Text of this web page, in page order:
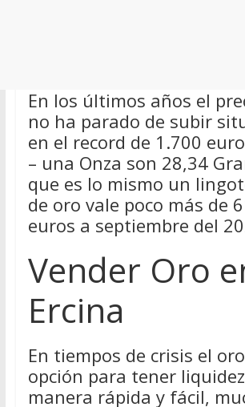
En los últimos años el
no ha parado de subir
en el record de 1.700
– una Onza son 28,34
que es lo mismo un
de oro vale poco más de
euros a septiembre del
Vender Oro
Ercina
En tiempos de crisis el
opción para tener
manera rápida y fácil,